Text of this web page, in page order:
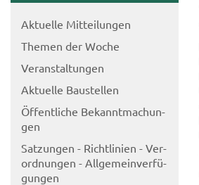
Ak­tu­el­le Mit­tei­lun­gen
The­men der Woche
Ver­an­stal­tun­gen
Ak­tu­el­le Bau­stel­len
Öf­fent­li­che Be­kannt­ma­chun­
gen
Sat­zun­gen - Richt­li­ni­en - Ver­
ord­nun­gen - All­ge­mein­ver­fü­
gun­gen